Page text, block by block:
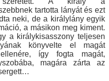
tartotta lányát és ezt
neki, de a királylány egyik
a másikon meg kiment.
a királykisasszony teljesen
könyvelte el magát
így fogta magát,
magára zárta az